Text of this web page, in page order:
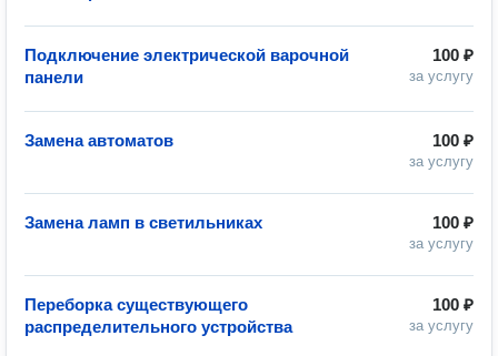
100 ₽
за услугу
Подключение электрической варочной
панели
100 ₽
за услугу
Замена автоматов
100 ₽
за услугу
Замена ламп в светильниках
100 ₽
за услугу
Переборка существующего
распределительного устройства